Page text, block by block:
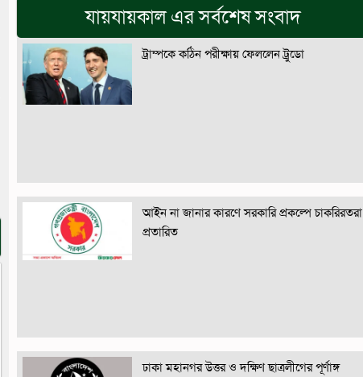
যায়যায়কাল এর সর্বশেষ সংবাদ
ট্রাম্পকে কঠিন পরীক্ষায় ফেললেন ট্রুডো
আইন না জানার কারণে সরকারি প্রকল্পে চাকরিরতরা
প্রতারিত
ঢাকা মহানগর উত্তর ও দক্ষিণ ছাত্রলীগের পূর্ণাঙ্গ